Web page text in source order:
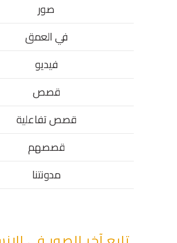
صور
في العمق
فيديو
قصص
قصص تفاعلية
قصصهم
مدونتنا